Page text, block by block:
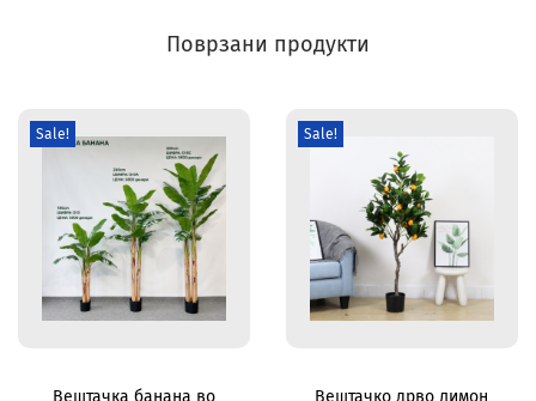
Поврзани продукти
Sale!
Вештачка банана во
Sale!
Вештачко дрво лимон